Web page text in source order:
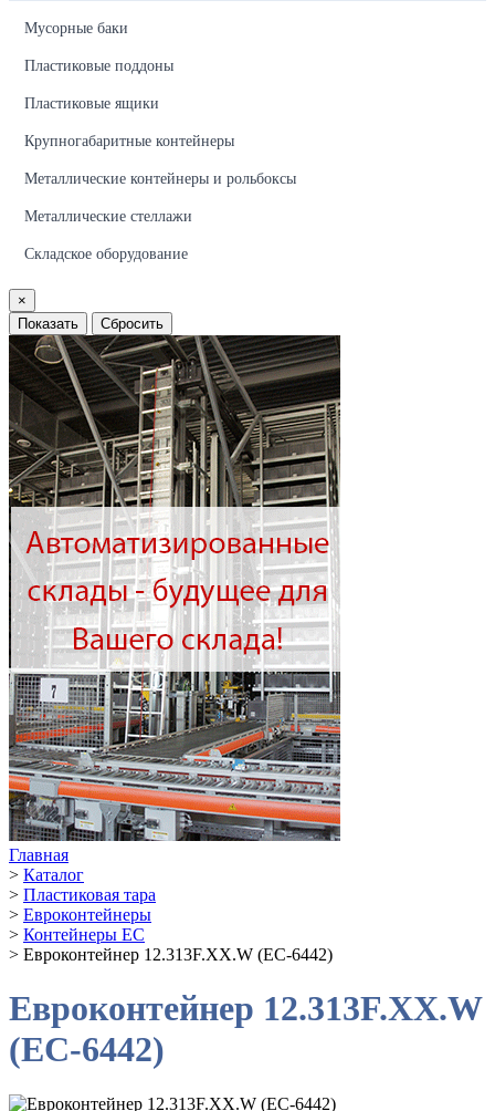
Мусорные баки
Пластиковые поддоны
Пластиковые ящики
Крупногабаритные контейнеры
Металлические контейнеры и рольбоксы
Металлические стеллажи
Складское оборудование
×
Показать
Сбросить
Главная
> Каталог
> Пластиковая тара
> Евроконтейнеры
> Контейнеры EC
> Евроконтейнер 12.313F.XX.W (ЕС-6442)
Евроконтейнер 12.313F.XX.W
(ЕС-6442)